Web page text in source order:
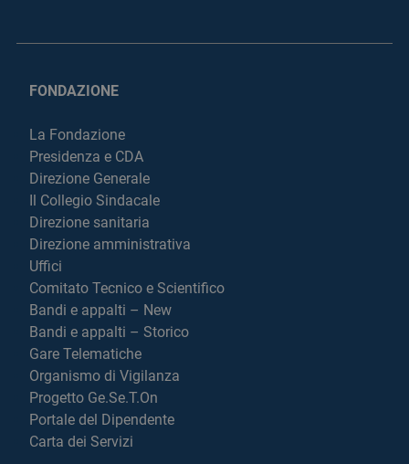
FONDAZIONE
La Fondazione
Presidenza e CDA
Direzione Generale
Il Collegio Sindacale
Direzione sanitaria
Direzione amministrativa
Uffici
Comitato Tecnico e Scientifico
Bandi e appalti – New
Bandi e appalti – Storico
Gare Telematiche
Organismo di Vigilanza
Progetto Ge.Se.T.On
Portale del Dipendente
Carta dei Servizi